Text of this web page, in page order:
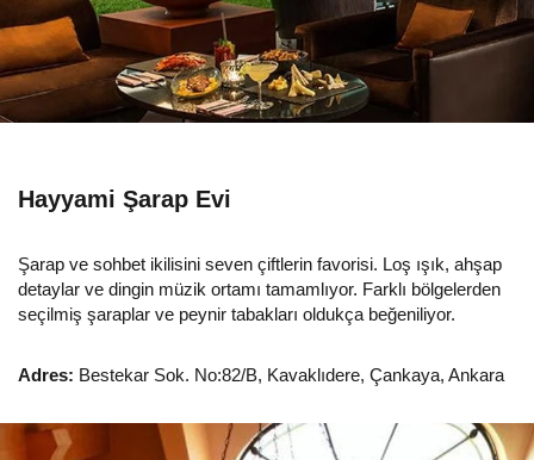
Hayyami Şarap Evi
Şarap ve sohbet ikilisini seven çiftlerin favorisi. Loş ışık, ahşap
detaylar ve dingin müzik ortamı tamamlıyor. Farklı bölgelerden
seçilmiş şaraplar ve peynir tabakları oldukça beğeniliyor.
Adres: Bestekar Sok. No:82/B, Kavaklıdere, Çankaya, Ankara